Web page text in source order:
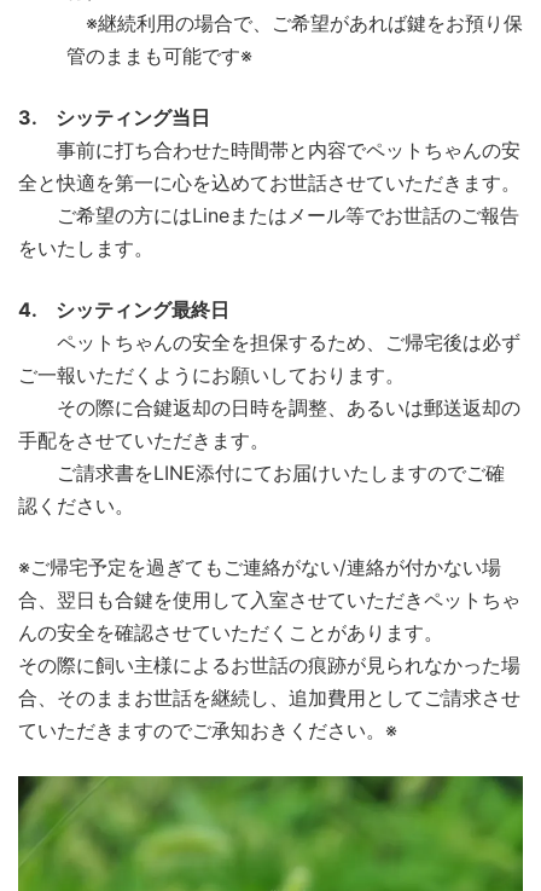
※継続利用の場合で、ご希望があれば鍵をお預り保
管のままも可能です※
3. シッティング当日
事前に打ち合わせた時間帯と内容でペットちゃんの安
全と快適を第一に心を込めてお世話させていただきます。
ご希望の方にはLineまたはメール等でお世話のご報告
をいたします。
4. シッティング最終日
ペットちゃんの安全を担保するため、ご帰宅後は必ず
ご一報いただくようにお願いしております。
その際に合鍵返却の日時を調整、あるいは郵送返却の
手配をさせていただきます。
ご請求書をLINE添付にてお届けいたしますのでご確
認ください。
※ご帰宅予定を過ぎてもご連絡がない/連絡が付かない場
合、翌日も合鍵を使用して入室させていただきペットちゃ
んの安全を確認させていただくことがあります。
その際に飼い主様によるお世話の痕跡が見られなかった場
合、そのままお世話を継続し、追加費用としてご請求させ
ていただきますのでご承知おきください。※